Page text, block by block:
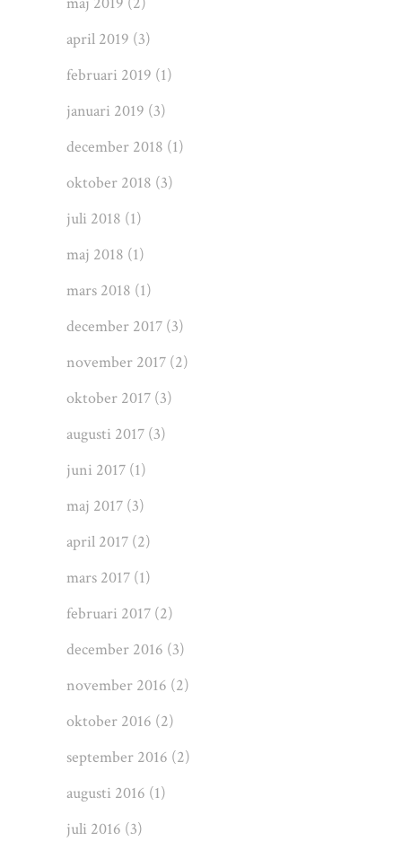
april 2019 (3)
februari 2019 (1)
januari 2019 (3)
december 2018 (1)
oktober 2018 (3)
juli 2018 (1)
maj 2018 (1)
mars 2018 (1)
december 2017 (3)
november 2017 (2)
oktober 2017 (3)
augusti 2017 (3)
juni 2017 (1)
maj 2017 (3)
april 2017 (2)
mars 2017 (1)
februari 2017 (2)
december 2016 (3)
november 2016 (2)
oktober 2016 (2)
september 2016 (2)
augusti 2016 (1)
juli 2016 (3)